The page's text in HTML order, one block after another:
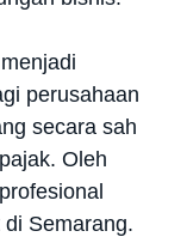
perusahaan
secara sah
Oleh
Semarang.